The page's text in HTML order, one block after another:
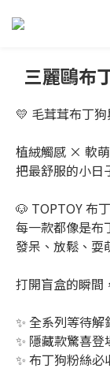
三麗鷗布
💛 毛茸茸布丁
植絨觸感 × 軟
把最舒服的小日
🐶 TOPTOY 布
每一款都像是布
發呆、放鬆、耍
打開盲盒的瞬間
✨ 全系列等待解
✨ 隱藏款驚喜登
✨ 布丁狗粉絲必